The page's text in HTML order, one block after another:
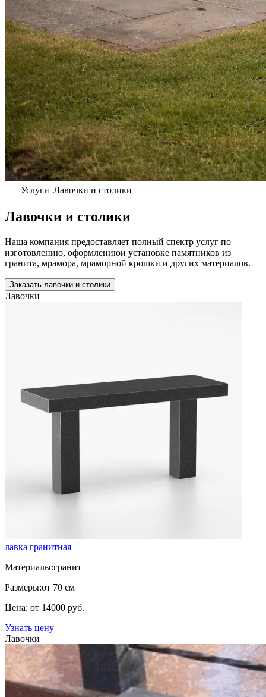
Услуги Лавочки и столики
Лавочки и столики
Наша компания предоставляет полный спектр услуг по
изготовлению, оформлениюи установке памятников из
гранита, мрамора, мраморной крошки и других материалов.
Заказать лавочки и столики
Лавочки
лавка гранитная
Материалы:гранит
Размеры:от 70 см
Цена: от 14000 руб.
Узнать цену
Лавочки